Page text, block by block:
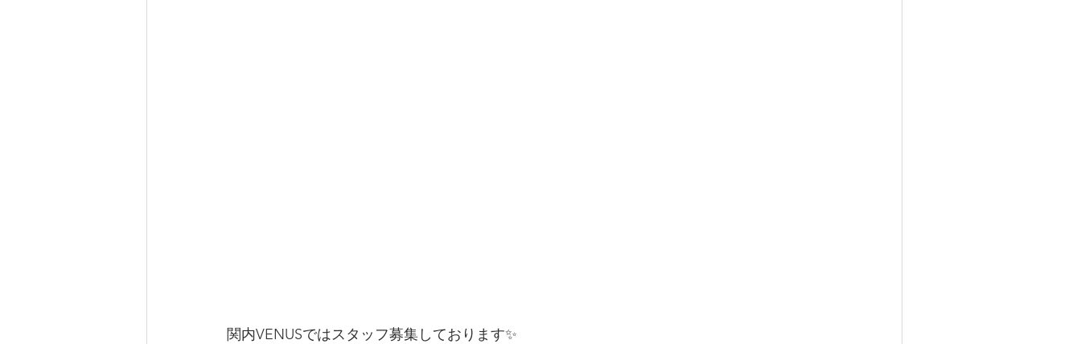
関内VENUSではスタッフ募集しております✨